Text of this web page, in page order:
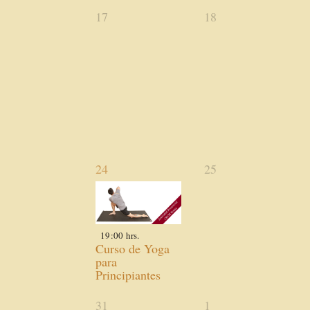
017 018
1
actividad,
24
19:00 hrs.
Curso de Yoga
para
Principiantes
0
25
0
31 01